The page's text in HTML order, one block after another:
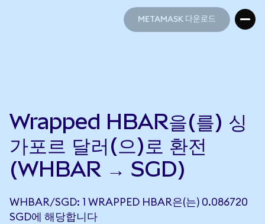
METAMASK 다운로드
Wrapped HBAR을(를) 싱
가포르 달러(으)로 환전
(WHBAR → SGD)
WHBAR/SGD: 1 WRAPPED HBAR은(는) 0.086720
SGD에 해당합니다